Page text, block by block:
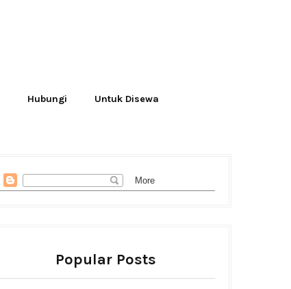
Hubungi Untuk Disewa
Popular Posts